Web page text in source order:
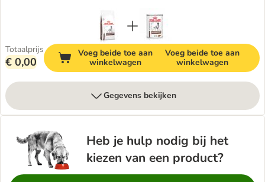
Totaalprijs
€ 0,00
Voeg beide toe aan
winkelwagen
Voeg beide toe aan
winkelwagen
Gegevens bekijken
Heb je hulp nodig bij het
kiezen van een product?